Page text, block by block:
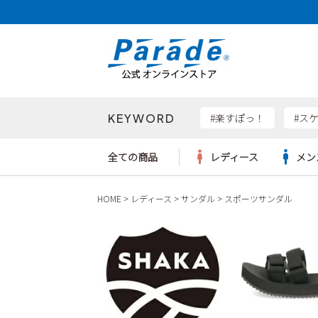
KEYWORD #楽すぽっ！ #ス
検索
全ての商品 レディース
レインシューズ
パンプス
スニーカー
ワー
ブーツ
ウェア
メ
レインシューズ
スニーカー
ビジネス・ドレスシューズ
レインシューズ
スニーカー
スクール
new
asics
瞬足
メンズ新入荷
キッズ新入荷
メンズSALE
キッズSALE
ボディバッグ
ハンドバッグ
ビジネスバッグ
ショ
財布
HOME レディース サンダル スポーツサンダル